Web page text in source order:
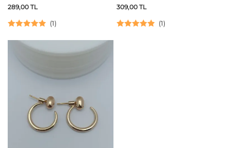
289,00 TL
oy aldı
(1)
309,00 TL
(1)